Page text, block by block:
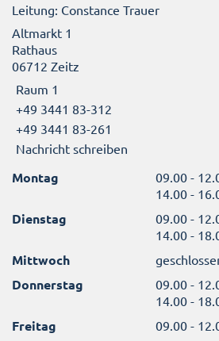
Leitung: Constance Trauer
Altmarkt 1
Rathaus
06712 Zeitz
Raum 1
+49 3441 83-312
+49 3441 83-261
Nachricht schreiben
Montag
09.00 -
14.00 -
Dienstag
09.00 -
14.00 -
Mittwoch
Donnerstag
09.00 -
14.00 -
Freitag 09.00 -